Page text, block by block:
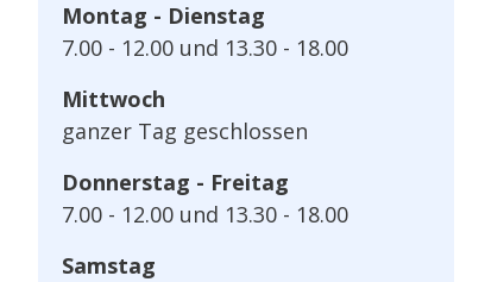
Montag - Dienstag
7.00 - 12.00 und 13.30 - 18.00
Mittwoch
ganzer Tag geschlossen
Donnerstag - Freitag
7.00 - 12.00 und 13.30 - 18.00
Samstag